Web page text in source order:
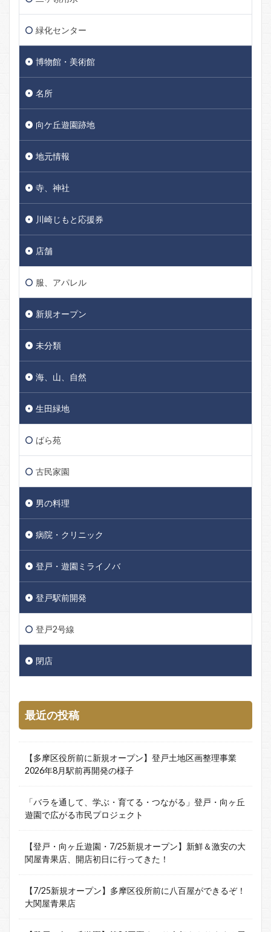
緑化センター
博物館・美術館
名所
向ケ丘遊園跡地
地元情報
寺、神社
川崎じもと応援券
店舗
服、アパレル
新規オープン
未分類
海、山、自然
生田緑地
ばら苑
古民家園
男の料理
病院・クリニック
登戸・遊園ミライノバ
登戸駅前開発
登戸2号線
閉店
最近の投稿
【多摩区役所前に新規オープン】登戸土地区画整理事業
2026年8月駅前再開発の様子
「バラを通して、学ぶ・育てる・つながる」登戸・向ヶ丘
遊園で広がる市民プロジェクト
【登戸・向ヶ丘遊園・7/25新規オープン】新鮮＆激安の大
関屋青果店、開店初日に行ってきた！
【7/25新規オープン】多摩区役所前に八百屋ができるぞ！
大関屋青果店